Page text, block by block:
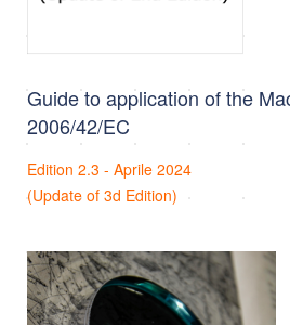
Guide to application of the
2006/42/EC
Edition 2.3 - Aprile 2024
(Update of 3d Edition)